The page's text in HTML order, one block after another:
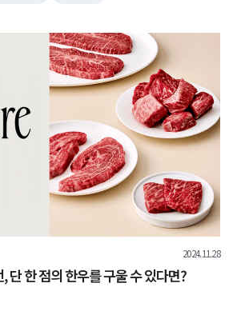
2024.11.28
한 점의 한우를 구울 수 있다면?